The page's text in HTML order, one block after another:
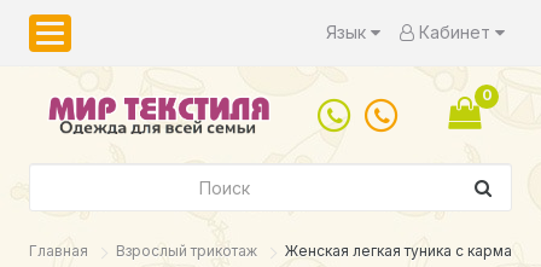
Язык Кабинет
0
Главная Взрослый трикотаж Женская легкая туника с